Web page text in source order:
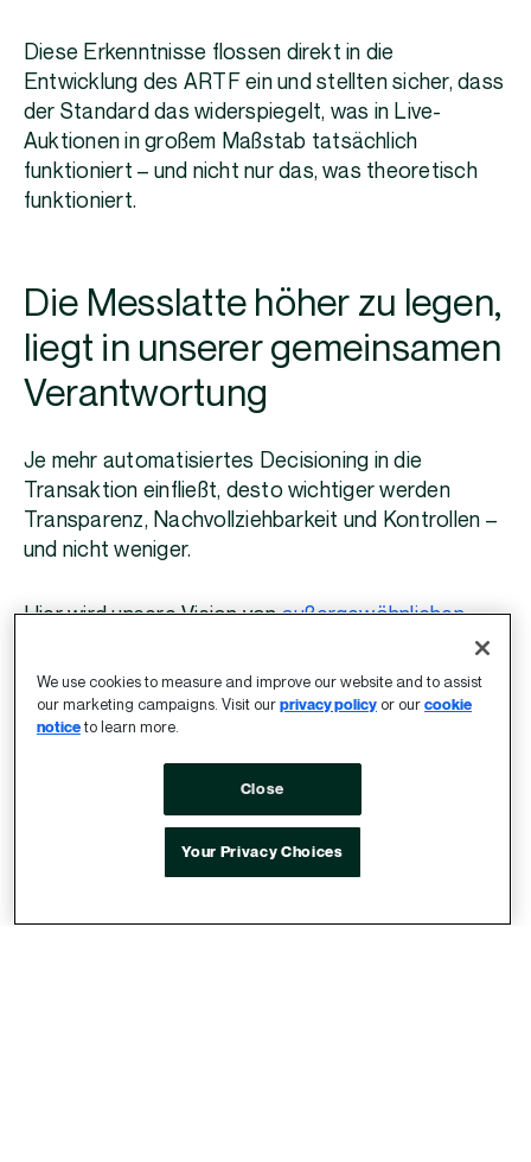
Diese Erkenntnisse flossen direkt in die
Entwicklung des ARTF ein und stellten sicher, dass
der Standard das widerspiegelt, was in Live-
Auktionen in großem Maßstab tatsächlich
funktioniert – und nicht nur das, was theoretisch
funktioniert.
Die Messlatte höher zu legen,
liegt in unserer gemeinsamen
Verantwortung
Je mehr automatisiertes Decisioning in die
Transaktion einfließt, desto wichtiger werden
Transparenz, Nachvollziehbarkeit und Kontrollen –
und nicht weniger.
Hier wird unsere Vision vonaußergewöhnlichen
erweckt. Hier kommt es am meisten auf unsere
Verantwortung als Branchenführer an: Wir tragen
zu der Infrastruktur und Zusammenarbeit bei, die
es ermöglichen, dass das offene Internet mit mehr
Vertrauen und Verantwortlichkeit funktioniert.
Agentische KI wird alles beschleunigen. Workflows
We use cookies to measure and improve our website and to assist
our marketing campaigns. Visit our privacy policy or ourcookie
noticeto learn more.
Close
Your Privacy Choices